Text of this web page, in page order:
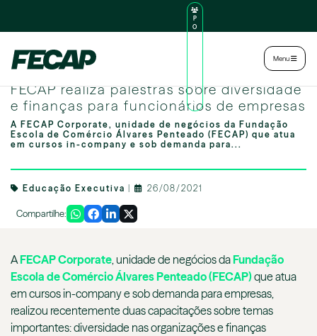
P
O
U
N
O
Menu
FECAP realiza palestras sobre diversidade
e finanças para funcionários de empresas
A FECAP Corporate, unidade de negócios da Fundação
Escola de Comércio Álvares Penteado (FECAP) que atua
em cursos in-company e sob demanda para...
Educação Executiva 26/08/2021
Compartilhe:
AFECAP Corporate, unidade de negócios daFundação
Escola de Comércio Álvares Penteado (FECAP)que atua
em cursos in-company e sob demanda para empresas,
realizou recentemente duas capacitações sobre temas
importantes: diversidade nas organizações e finanças